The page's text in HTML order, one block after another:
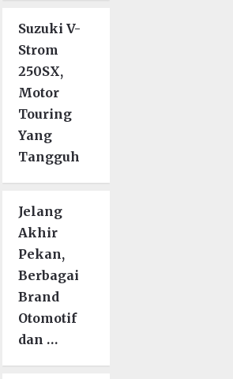
Suzuki V-
Strom
250SX,
Motor
Touring
Yang
Tangguh
Jelang
Akhir
Pekan,
Berbagai
Brand
Otomotif
dan …